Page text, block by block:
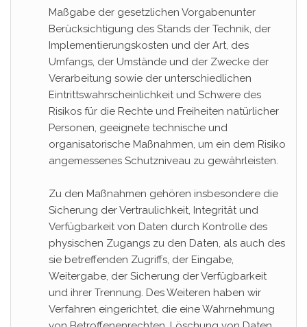
Maßgabe der gesetzlichen Vorgabenunter
Berücksichtigung des Stands der Technik, der
Implementierungskosten und der Art, des
Umfangs, der Umstände und der Zwecke der
Verarbeitung sowie der unterschiedlichen
Eintrittswahrscheinlichkeit und Schwere des
Risikos für die Rechte und Freiheiten natürlicher
Personen, geeignete technische und
organisatorische Maßnahmen, um ein dem Risiko
angemessenes Schutzniveau zu gewährleisten.
Zu den Maßnahmen gehören insbesondere die
Sicherung der Vertraulichkeit, Integrität und
Verfügbarkeit von Daten durch Kontrolle des
physischen Zugangs zu den Daten, als auch des
sie betreffenden Zugriffs, der Eingabe,
Weitergabe, der Sicherung der Verfügbarkeit
und ihrer Trennung. Des Weiteren haben wir
Verfahren eingerichtet, die eine Wahrnehmung